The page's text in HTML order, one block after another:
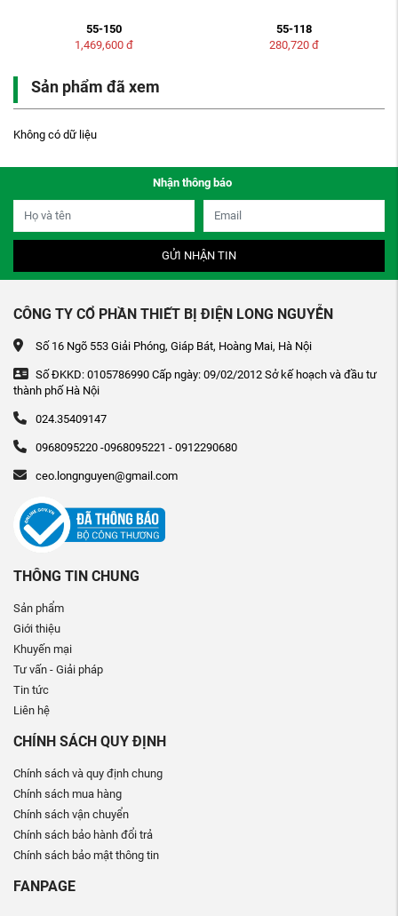
55-150
1,469,600 đ
55-118
280,720 đ
Sản phẩm đã xem
Không có dữ liệu
Nhận thông báo
GỬI NHẬN TIN
CÔNG TY CỔ PHẦN THIẾT BỊ ĐIỆN LONG NGUYỄN
Số 16 Ngõ 553 Giải Phóng, Giáp Bát, Hoàng Mai, Hà Nội
Số ĐKKD: 0105786990 Cấp ngày: 09/02/2012 Sở kế hoạch và đầu tư
thành phố Hà Nội
024.35409147
0968095220 -0968095221 - 0912290680
ceo.longnguyen@gmail.com
THÔNG TIN CHUNG
Sản phẩm
Giới thiệu
Khuyến mại
Tư vấn - Giải pháp
Tin tức
Liên hệ
CHÍNH SÁCH QUY ĐỊNH
Chính sách và quy định chung
Chính sách mua hàng
Chính sách vận chuyển
Chính sách bảo hành đổi trả
Chính sách bảo mật thông tin
FANPAGE